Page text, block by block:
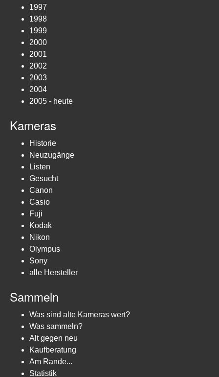
1997
1998
1999
2000
2001
2002
2003
2004
2005 - heute
Kameras
Historie
Neuzugänge
Listen
Gesucht
Canon
Casio
Fuji
Kodak
Nikon
Olympus
Sony
alle Hersteller
Sammeln
Was sind alte Kameras wert?
Was sammeln?
Alt gegen neu
Kaufberatung
Am Rande...
Statistik